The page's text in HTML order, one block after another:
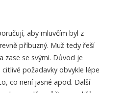
aby mluvčím byl z
příbuzný. Muž tedy řeší
zase se svými. Důvod je
požadavky obvykle lépe
co není jasné apod. Další